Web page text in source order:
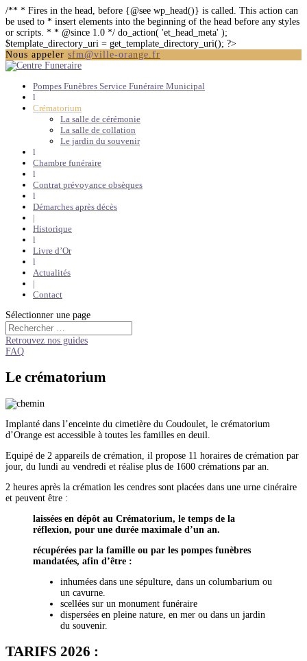
/** * Fires in the head, before {@see wp_head()} is called. This action can
be used to * insert elements into the beginning of the head before any styles
or scripts. * * @since 1.0 */ do_action( 'et_head_meta' );
$template_directory_uri = get_template_directory_uri(); ?>
Nous appeler sfm@ville-orange.fr
Pompes Funèbres Service Funéraire Municipal
l
Crématorium
La salle de cérémonie
La salle de collation
Le jardin du souvenir
l
Chambre funéraire
l
Contrat prévoyance obsèques
l
Démarches après décès
|
Historique
l
Livre d’Or
l
Actualités
|
Contact
Sélectionner une page
Retrouvez nos guides
FAQ
Le crématorium
Implanté dans l’enceinte du cimetière du Coudoulet, le crématorium
d’Orange est accessible à toutes les familles en deuil.
Equipé de 2 appareils de crémation, il propose 11 horaires de crémation par
jour, du lundi au vendredi et réalise plus de 1600 crémations par an.
2 heures après la crémation les cendres sont placées dans une urne cinéraire
et peuvent être :
laissées en dépôt au Crématorium, le temps de la
réflexion, pour une durée maximale d’un an.
récupérées par la famille ou par les pompes funèbres
mandatées, afin d’être :
inhumées dans une sépulture, dans un columbarium ou
un cavurne.
scellées sur un monument funéraire
dispersées en pleine nature, en mer ou dans un jardin
du souvenir.
TARIFS 2026 :